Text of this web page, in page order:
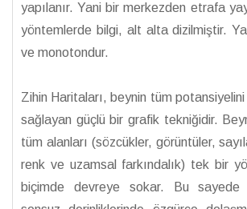
yapılanır. Yani bir merkezden etrafa
yöntemlerde bilgi, alt alta dizilmiştir.
ve monotondur.
Zihin Haritaları, beynin tüm potansiyelini
sağlayan güçlü bir grafik tekniğidir.
tüm alanları (sözcükler, görüntüler,
renk ve uzamsal farkındalık) tek bir
biçimde devreye sokar. Bu sayede